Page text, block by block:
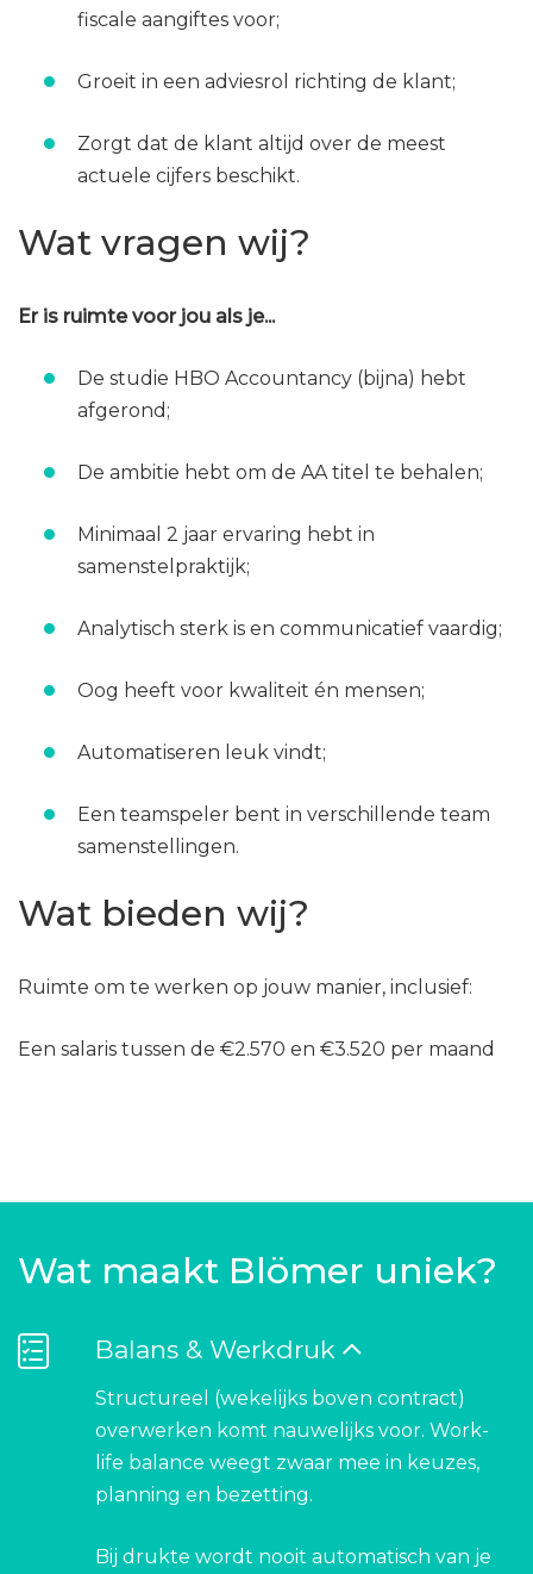
fiscale aangiftes voor;
Groeit in een adviesrol richting de klant;
Zorgt dat de klant altijd over de meest
actuele cijfers beschikt.
Wat vragen wij?
Er is ruimte voor jou als je...
De studie HBO Accountancy (bijna) hebt
afgerond;
De ambitie hebt om de AA titel te behalen;
Minimaal 2 jaar ervaring hebt in
samenstelpraktijk;
Analytisch sterk is en communicatief vaardig;
Oog heeft voor kwaliteit én mensen;
Automatiseren leuk vindt;
Een teamspeler bent in verschillende team
samenstellingen.
Wat bieden wij?
Ruimte om te werken op jouw manier, inclusief:
Een salaris tussen de €2.570 en €3.520 per maand
Wat maakt Blömer uniek?
Balans & Werkdruk
Structureel (wekelijks boven contract)
overwerken komt nauwelijks voor. Work-
life balance weegt zwaar mee in keuzes,
planning en bezetting.
Bij drukte wordt nooit automatisch van je